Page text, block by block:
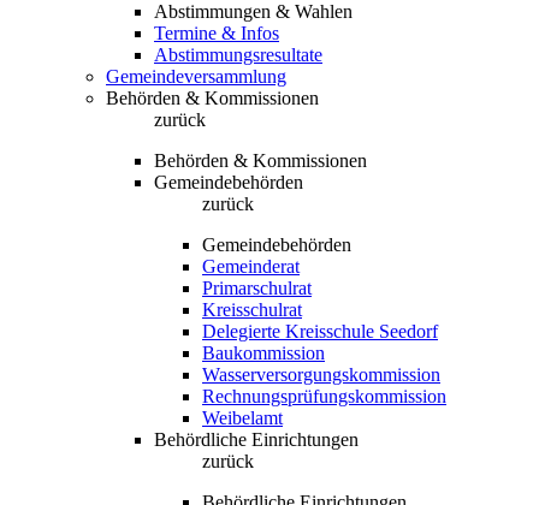
Abstimmungen & Wahlen
Termine & Infos
Abstimmungsresultate
Gemeindeversammlung
Behörden & Kommissionen
zurück
Behörden & Kommissionen
Gemeindebehörden
zurück
Gemeindebehörden
Gemeinderat
Primarschulrat
Kreisschulrat
Delegierte Kreisschule Seedorf
Baukommission
Wasserversorgungskommission
Rechnungsprüfungskommission
Weibelamt
Behördliche Einrichtungen
zurück